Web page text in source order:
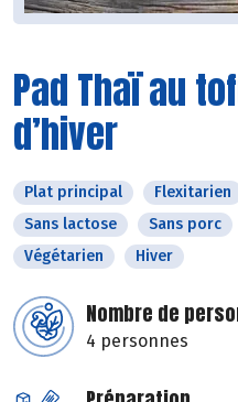
Pad Thaï au
d’hiver
Plat principal Flexitarien
Sans lactose
Sans porc
Végétarien
Hiver
Nombre de
4 personnes